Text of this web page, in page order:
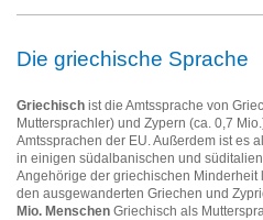
Die griechische Sprache
Griechisch ist die Amtssprache von
Muttersprachler) und Zypern (ca. 0,7
Amtssprachen der EU. Außerdem ist es
in einigen südalbanischen und
Angehörige der griechischen Minderheit
den ausgewanderten Griechen und
Mio. Menschen Griechisch als